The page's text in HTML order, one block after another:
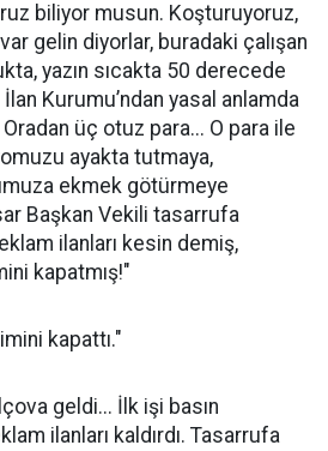
biliyor musun. Koşturuyoruz,
gelin diyorlar, buradaki çalışan
yazın sıcakta 50 derecede
Kurumu’ndan yasal anlamda
üç otuz para... O para ile
ayakta tutmaya,
ekmek götürmeye
Başkan Vekili tasarrufa
ilanları kesin demiş,
kapatmış!"
kapattı."
geldi... İlk işi basın
ilanları kaldırdı. Tasarrufa